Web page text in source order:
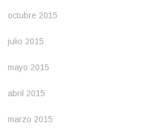
octubre 2015
julio 2015
mayo 2015
abril 2015
marzo 2015